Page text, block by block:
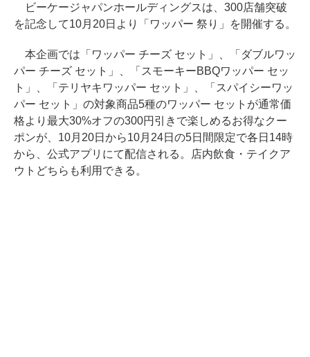
ビーケージャパンホールディングスは、300店舗突破
を記念して10月20日より「ワッパー 祭り」を開催する。
本企画では「ワッパー チーズ セット」、「ダブルワッ
パー チーズ セット」、「スモーキーBBQワッパー セッ
ト」、「テリヤキワッパー セット」、「スパイシーワッ
パー セット」の対象商品5種のワッパー セットが通常価
格より最大30%オフの300円引きで楽しめるお得なクー
ポンが、10月20日から10月24日の5日間限定で各日14時
から、公式アプリにて配信される。店内飲食・テイクア
ウトどちらも利用できる。